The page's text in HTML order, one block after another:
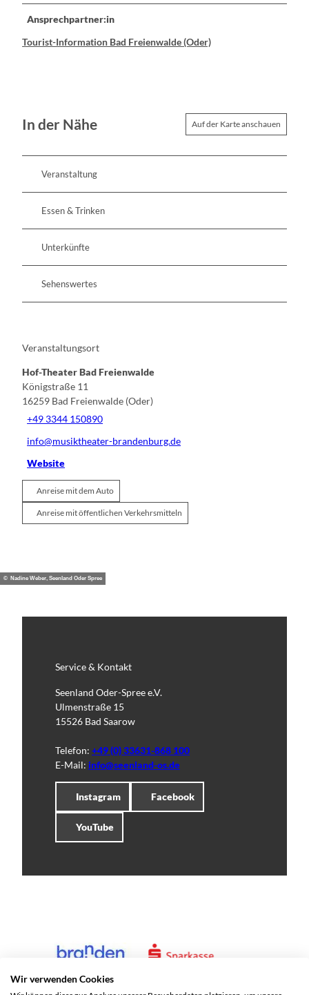
Ansprechpartner:in
Tourist-Information Bad Freienwalde (Oder)
In der Nähe Auf der Karte anschauen
Veranstaltung
Essen & Trinken
Unterkünfte
Sehenswertes
Veranstaltungsort
Hof-Theater Bad Freienwalde
Königstraße 11
16259 Bad Freienwalde (Oder)
+49 3344 150890
info@musiktheater-brandenburg.de
Website
Anreise mit dem Auto
Anreise mit öffentlichen Verkehrsmitteln
© Nadine Weber, Seenland Oder Spree
Service & Kontakt
Seenland Oder-Spree e.V.
Ulmenstraße 15
15526 Bad Saarow
Telefon: +49 (0) 33631-868 100
E-Mail: info@seenland-os.de
Instagram Facebook
YouTube
Wir verwenden Cookies